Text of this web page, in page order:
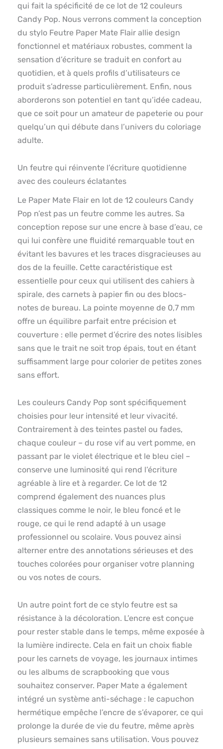
qui fait la spécificité de ce lot de 12 couleurs
Candy Pop. Nous verrons comment la conception
du stylo Feutre Paper Mate Flair allie design
fonctionnel et matériaux robustes, comment la
sensation d’écriture se traduit en confort au
quotidien, et à quels profils d’utilisateurs ce
produit s’adresse particulièrement. Enfin, nous
aborderons son potentiel en tant qu’idée cadeau,
que ce soit pour un amateur de papeterie ou pour
quelqu’un qui débute dans l’univers du coloriage
adulte.
Un feutre qui réinvente l’écriture quotidienne
avec des couleurs éclatantes
Le Paper Mate Flair en lot de 12 couleurs Candy
Pop n’est pas un feutre comme les autres. Sa
conception repose sur une encre à base d’eau, ce
qui lui confère une fluidité remarquable tout en
évitant les bavures et les traces disgracieuses au
dos de la feuille. Cette caractéristique est
essentielle pour ceux qui utilisent des cahiers à
spirale, des carnets à papier fin ou des blocs-
notes de bureau. La pointe moyenne de 0,7 mm
offre un équilibre parfait entre précision et
couverture : elle permet d’écrire des notes lisibles
sans que le trait ne soit trop épais, tout en étant
suffisamment large pour colorier de petites zones
sans effort.
Les couleurs Candy Pop sont spécifiquement
choisies pour leur intensité et leur vivacité.
Contrairement à des teintes pastel ou fades,
chaque couleur – du rose vif au vert pomme, en
passant par le violet électrique et le bleu ciel –
conserve une luminosité qui rend l’écriture
agréable à lire et à regarder. Ce lot de 12
comprend également des nuances plus
classiques comme le noir, le bleu foncé et le
rouge, ce qui le rend adapté à un usage
professionnel ou scolaire. Vous pouvez ainsi
alterner entre des annotations sérieuses et des
touches colorées pour organiser votre planning
ou vos notes de cours.
Un autre point fort de ce stylo feutre est sa
résistance à la décoloration. L’encre est conçue
pour rester stable dans le temps, même exposée à
la lumière indirecte. Cela en fait un choix fiable
pour les carnets de voyage, les journaux intimes
ou les albums de scrapbooking que vous
souhaitez conserver. Paper Mate a également
intégré un système anti-séchage : le capuchon
hermétique empêche l’encre de s’évaporer, ce qui
prolonge la durée de vie du feutre, même après
plusieurs semaines sans utilisation. Vous pouvez